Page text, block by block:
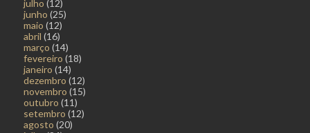
julho (12)
junho (25)
maio (12)
abril (16)
março (14)
fevereiro (18)
janeiro (14)
dezembro (12)
novembro (15)
outubro (11)
setembro (12)
agosto (20)